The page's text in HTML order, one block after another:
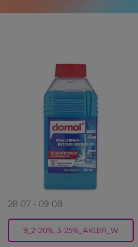
28 07 - 09 08
9_2-20%, 3-25%_АКЦІЯ_W